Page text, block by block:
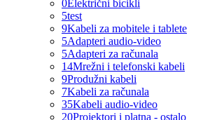
0Električni bicikli
5test
9Kabeli za mobitele i tablete
5Adapteri audio-video
5Adapteri za računala
14Mrežni i telefonski kabeli
9Produžni kabeli
7Kabeli za računala
35Kabeli audio-video
20Projektori i platna - ostalo